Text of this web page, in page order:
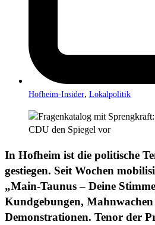
Hofheim-Insider, Lokalpolitik
In Hofheim ist die politische
gestiegen. Seit Wochen
„Main-Taunus – Deine
Kundgebungen,
Demonstrationen. Tenor der